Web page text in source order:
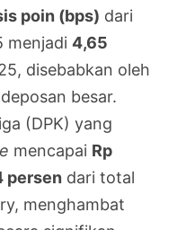
poin (bps) dari
menjadi 4,65
disebabkan oleh
besar.
(DPK) yang
mencapai Rp
persen dari total
menghambat